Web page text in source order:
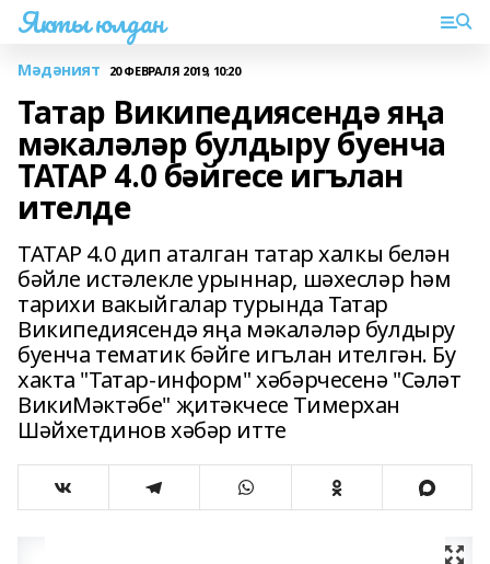
Якты юлдан
Мәдәният 20 ФЕВРАЛЯ 2019, 10:20
Татар Википедиясендә яңа
мәкаләләр булдыру буенча
ТАТАР 4.0 бәйгесе игълан
ителде
ТАТАР 4.0 дип аталган татар халкы белән
бәйле истәлекле урыннар, шәхесләр һәм
тарихи вакыйгалар турында Татар
Википедиясендә яңа мәкаләләр булдыру
буенча тематик бәйге игълан ителгән. Бу
хакта "Татар-информ" хәбәрчесенә "Сәләт
ВикиМәктәбе" җитәкчесе Тимерхан
Шәйхетдинов хәбәр итте